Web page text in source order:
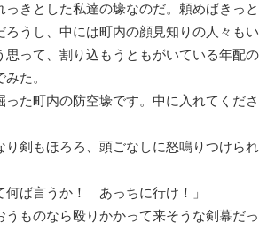
きとした私達の壕なのだ。頼めばきっと
ろうし、中には町内の顔見知りの人々もい
思って、割り込もうともがいている年配の
た。
た町内の防空壕です。中に入れてくださ
剣もほろろ、頭ごなしに怒鳴りつけられ
ば言うか！ あっちに行け！」
ものなら殴りかかって来そうな剣幕だっ